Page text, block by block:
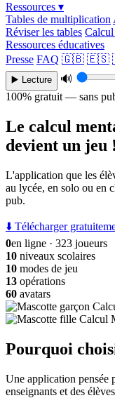
Ressources ▾
Tables de multiplication
Réviser les tables Calcul
Ressources éducatives
Presse FAQ 🇬🇧 🇪🇸
▶️ Lecture
🔊
100% gratuit — sans
Le calcul
devient un jeu !
L'application que les
au lycée, en solo ou en
pub.
⬇️ Télécharger
0en ligne · 323 joueurs
10 niveaux scolaires
10 modes de jeu
13 opérations
60 avatars
Pourquoi
Une application pensée
enseignants et des